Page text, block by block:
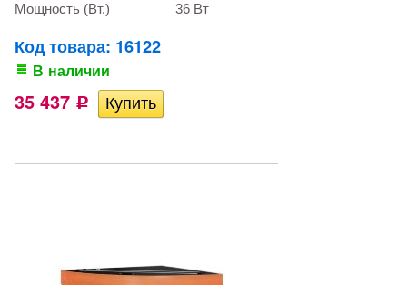
Мощность (Вт.)
36 Вт
Код товара: 16122
В наличии
35 437 Р